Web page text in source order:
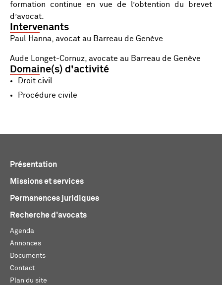
formation continue en vue de l’obtention du brevet
d’avocat.
Intervenants
Paul Hanna, avocat au Barreau de Genève
Aude Longet-Cornuz, avocate au Barreau de Genève
Domaine(s) d'activité
Droit civil
Procédure civile
Présentation
Missions et services
Permanences juridiques
Recherche d'avocats
Agenda
Annonces
Documents
Contact
Plan du site